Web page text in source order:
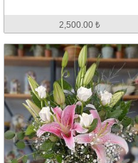
2,500.00 ₺